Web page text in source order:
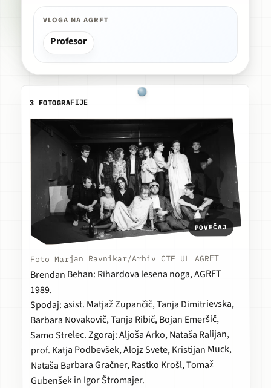
VLOGA NA AGRFT
Profesor
3 FOTOGRAFIJE
POVEČAJ
Foto Marjan Ravnikar/Arhiv CTF UL AGRFT
Brendan Behan: Rihardova lesena noga, AGRFT
1989.
Spodaj: asist. Matjaž Zupančič, Tanja Dimitrievska,
Barbara Novakovič, Tanja Ribič, Bojan Emeršič,
Samo Strelec. Zgoraj: Aljoša Arko, Nataša Ralijan,
prof. Katja Podbevšek, Alojz Svete, Kristijan Muck,
Nataša Barbara Gračner, Rastko Krošl, Tomaž
Gubenšek in Igor Štromajer.